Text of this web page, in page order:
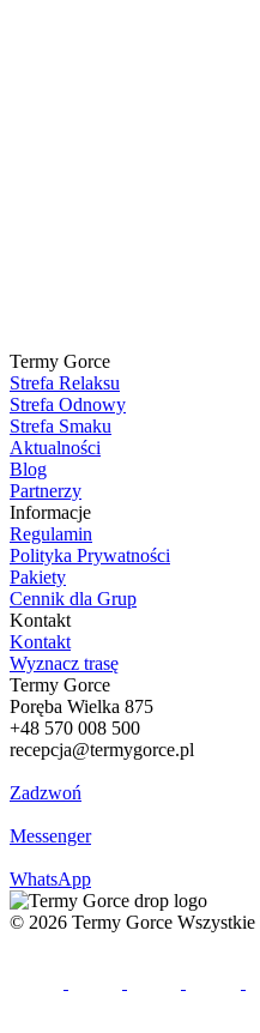
Termy Gorce
Strefa Relaksu
Strefa Odnowy
Strefa Smaku
Aktualności
Blog
Partnerzy
Informacje
Regulamin
Polityka Prywatności
Pakiety
Cennik dla Grup
Kontakt
Kontakt
Wyznacz trasę
Termy Gorce
Poręba Wielka 875
+48 570 008 500
recepcja@termygorce.pl
Zadzwoń
Messenger
WhatsApp
© 2026 Termy Gorce Wszystkie